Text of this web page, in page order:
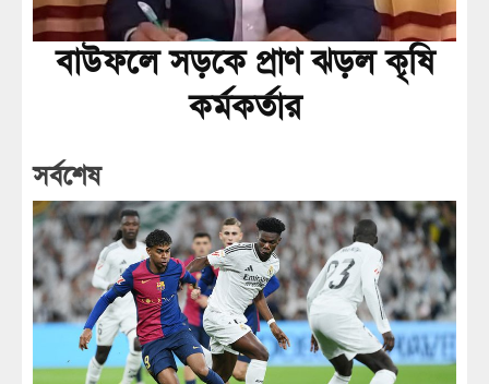
বাউফলে সড়কে প্রাণ ঝড়ল কৃষি
কর্মকর্তার
সর্বশেষ